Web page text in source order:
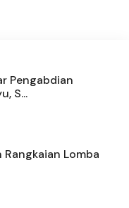
Pengabdian
S...
Rangkaian Lomba